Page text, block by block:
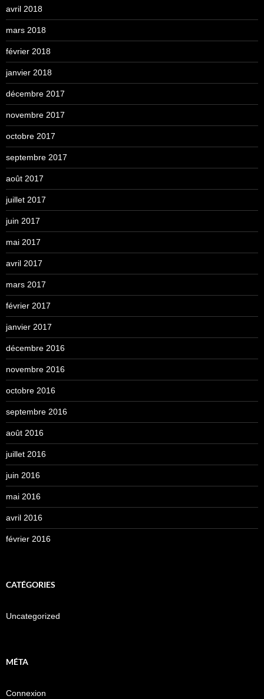
avril 2018
mars 2018
février 2018
janvier 2018
décembre 2017
novembre 2017
octobre 2017
septembre 2017
août 2017
juillet 2017
juin 2017
mai 2017
avril 2017
mars 2017
février 2017
janvier 2017
décembre 2016
novembre 2016
octobre 2016
septembre 2016
août 2016
juillet 2016
juin 2016
mai 2016
avril 2016
février 2016
CATÉGORIES
Uncategorized
MÉTA
Connexion